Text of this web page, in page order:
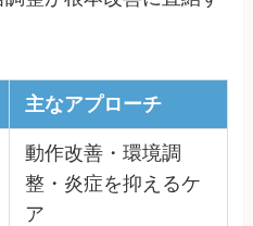
主なアプローチ
動作改善・環境調
整・炎症を抑えるケ
ア